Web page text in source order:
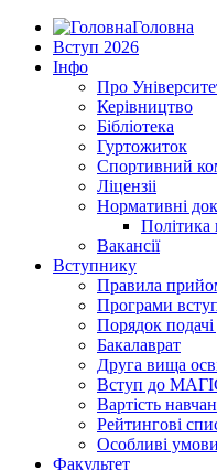
Головна
Вступ 2026
Інфо
Про
Керівництво
Бібліотека
Гуртожиток
Спортивний
Ліцензіі
Нормативні
Політика
Вакансії
Вступнику
Правила
Програми
Порядок
Бакалаврат
Друга вища
Вступ до
Вартість
Рейтингові
Особливі умови
Факультет